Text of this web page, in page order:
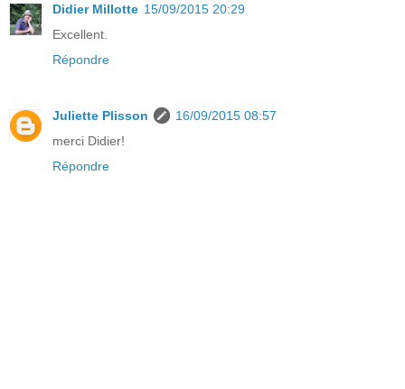
Didier Millotte 15/09/2015 20:29
Excellent.
Répondre
Juliette Plisson
16/09/2015 08:57
merci Didier!
Répondre